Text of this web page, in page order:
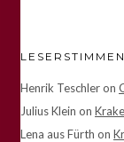
LESERSTIMMEN
Henrik Teschleron
Julius Klein on
Lena aus Fürth on